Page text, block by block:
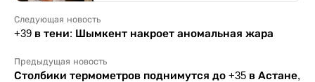
Следующая новость
+39 в тени: Шымкент накроет аномальная жара
Предыдущая новость
Столбики термометров поднимутся до +35 в Астане,